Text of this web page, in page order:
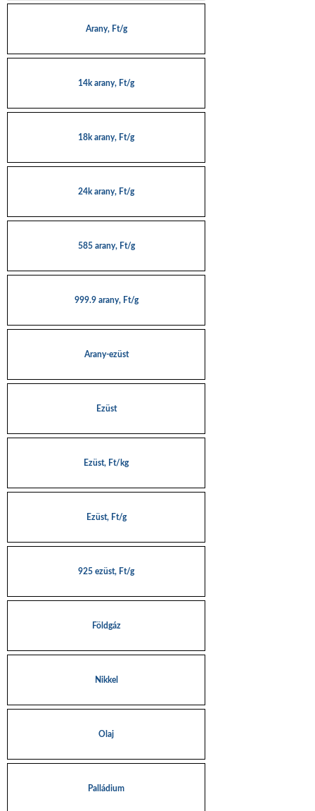
Arany, Ft/g
14k arany, Ft/g
18k arany, Ft/g
24k arany, Ft/g
585 arany, Ft/g
999.9 arany, Ft/g
Arany-ezüst
Ezüst
Ezüst, Ft/kg
Ezüst, Ft/g
925 ezüst, Ft/g
Földgáz
Nikkel
Olaj
Palládium